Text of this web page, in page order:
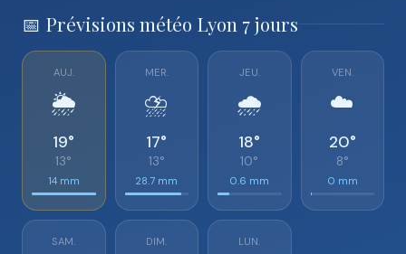
📅 Prévisions météo Lyon 7 jours
AUJ.
🌦️
19°
13°
14 mm
MER.
⛈️
17°
13°
28.7 mm
JEU.
🌧️
18°
10°
0.6 mm
VEN.
☁️
20°
8°
0 mm
SAM. DIM. LUN.